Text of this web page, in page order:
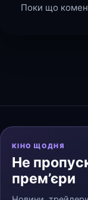
Поки що
КІНО ЩОДНЯ
Не
прем’єри